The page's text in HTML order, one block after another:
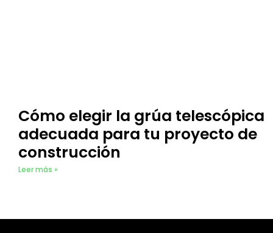
Cómo elegir la grúa telescópica
adecuada para tu proyecto de
construcción
Leer más »